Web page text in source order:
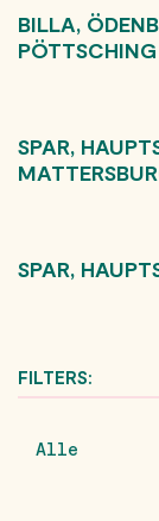
BILLA,
PÖTTSCHING
SPAR,
SPAR,
FILTERS:
Alle